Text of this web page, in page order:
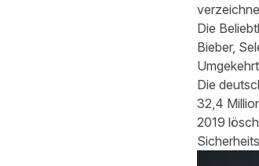
Die
Bieber,
Die
32,4
2019